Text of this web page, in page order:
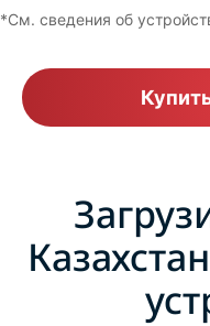
*См. сведения об